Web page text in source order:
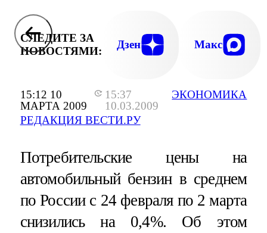
15:12 10
МАРТА 2009
15:37
10.03.2009
РЕДАКЦИЯ ВЕСТИ.РУ
ЭКОНОМИКА
СЛЕДИТЕ ЗА
НОВОСТЯМИ:
Дзен Макс
Потребительские цены на
автомобильный бензин в среднем
по России с 24 февраля по 2 марта
снизились на 0,4%. Об этом